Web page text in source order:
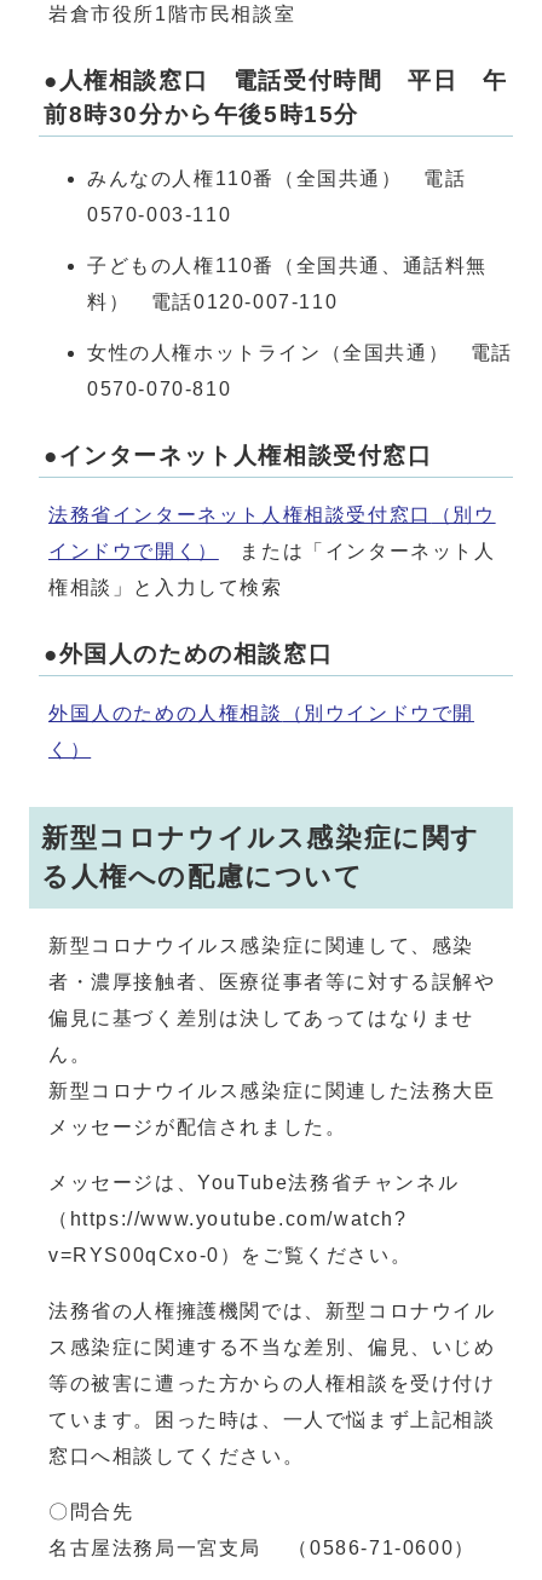
岩倉市役所1階市民相談室
●人権相談窓口 電話受付時間 平日 午
前8時30分から午後5時15分
みんなの人権110番（全国共通） 電話
0570-003-110
子どもの人権110番（全国共通、通話料無
料） 電話0120-007-110
女性の人権ホットライン（全国共通） 電話
0570-070-810
●インターネット人権相談受付窓口
法務省インターネット人権相談受付窓口
（別ウ
インドウで開く）
または「インターネット人
権相談」と入力して検索
●外国人のための相談窓口
外国人のための人権相談
（別ウインドウで開
く）
新型コロナウイルス感染症に関す
る人権への配慮について
新型コロナウイルス感染症に関連して、感染
者・濃厚接触者、医療従事者等に対する誤解や
偏見に基づく差別は決してあってはなりませ
ん。
新型コロナウイルス感染症に関連した法務大臣
メッセージが配信されました。
メッセージは、YouTube法務省チャンネル
（https://www.youtube.com/watch?
v=RYS00qCxo-0）をご覧ください。
法務省の人権擁護機関では、新型コロナウイル
ス感染症に関連する不当な差別、偏見、いじめ
等の被害に遭った方からの人権相談を受け付け
ています。困った時は、一人で悩まず上記相談
窓口へ相談してください。
〇問合先
名古屋法務局一宮支局 （0586-71-0600）